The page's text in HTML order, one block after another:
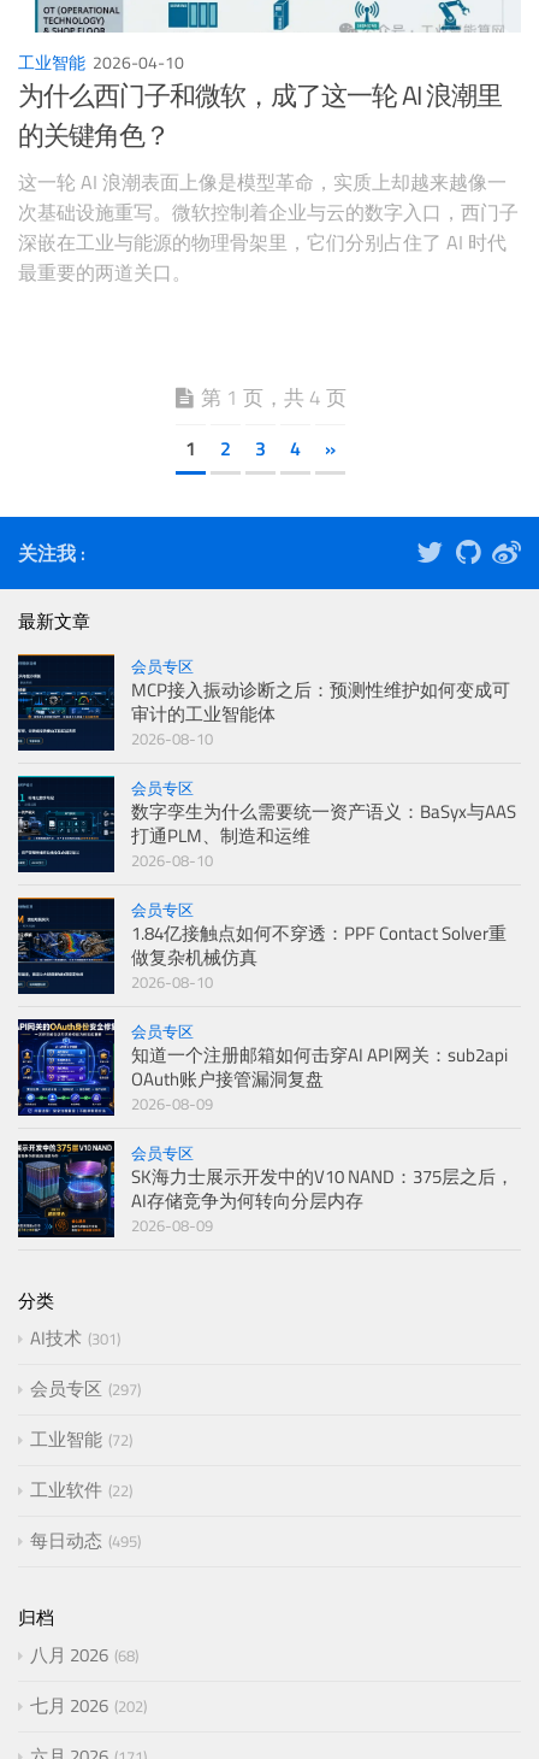
工业智能 2026-04-10
为什么西门子和微软，成了这一轮 AI 浪潮里
的关键角色？
这一轮 AI 浪潮表面上像是模型革命，实质上却越来越像一
次基础设施重写。微软控制着企业与云的数字入口，西门子
深嵌在工业与能源的物理骨架里，它们分别占住了 AI 时代
最重要的两道关口。
第 1 页，共 4 页
1 2 3 4 »
关注我 :
最新文章
会员专区
MCP接入振动诊断之后：预测性维护如何变成可
审计的工业智能体
2026-08-10
会员专区
数字孪生为什么需要统一资产语义：BaSyx与AAS
打通PLM、制造和运维
2026-08-10
会员专区
1.84亿接触点如何不穿透：PPF Contact Solver重
做复杂机械仿真
2026-08-10
会员专区
知道一个注册邮箱如何击穿AI API网关：sub2api
OAuth账户接管漏洞复盘
2026-08-09
会员专区
SK海力士展示开发中的V10 NAND：375层之后，
AI存储竞争为何转向分层内存
2026-08-09
分类
AI技术 301
会员专区 297
工业智能 72
工业软件 22
每日动态 495
归档
八月 2026 68
七月 2026 202